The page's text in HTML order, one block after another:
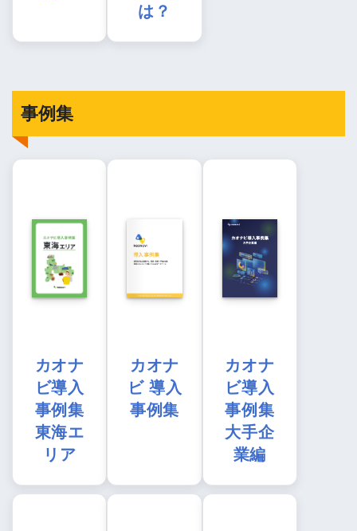
は？
事例集
カオナ
ビ導入
事例集
東海エ
リア
カオナ
ビ 導入
事例集
カオナ
ビ導入
事例集
大手企
業編